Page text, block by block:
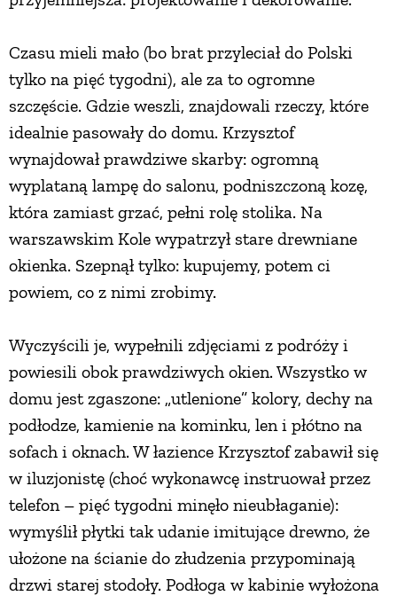
Czasu mieli mało (bo brat przyleciał do Polski
tylko na pięć tygodni), ale za to ogromne
szczęście. Gdzie weszli, znajdowali rzeczy, które
idealnie pasowały do domu. Krzysztof
wynajdował prawdziwe skarby: ogromną
wyplataną lampę do salonu, podniszczoną kozę,
która zamiast grzać, pełni rolę stolika. Na
warszawskim Kole wypatrzył stare drewniane
okienka. Szepnął tylko: kupujemy, potem ci
powiem, co z nimi zrobimy.
Wyczyścili je, wypełnili zdjęciami z podróży i
powiesili obok prawdziwych okien. Wszystko w
domu jest zgaszone: „utlenione” kolory, dechy na
podłodze, kamienie na kominku, len i płótno na
sofach i oknach. W łazience Krzysztof zabawił się
w iluzjonistę (choć wykonawcę instruował przez
telefon – pięć tygodni minęło nieubłaganie):
wymyślił płytki tak udanie imitujące drewno, że
ułożone na ścianie do złudzenia przypominają
drzwi starej stodoły. Podłoga w kabinie wyłożona